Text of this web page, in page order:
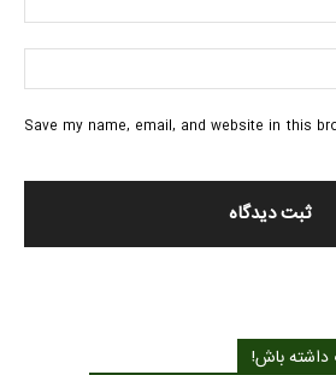
Save my name, email, and website in this
داشته باش!